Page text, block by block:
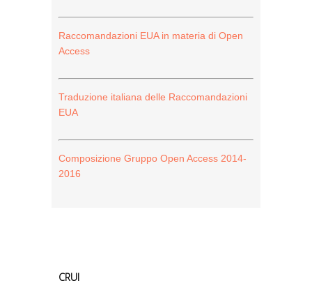
Raccomandazioni EUA in materia di Open
Access
Traduzione italiana delle Raccomandazioni
EUA
Composizione Gruppo Open Access 2014-
2016
CRUI